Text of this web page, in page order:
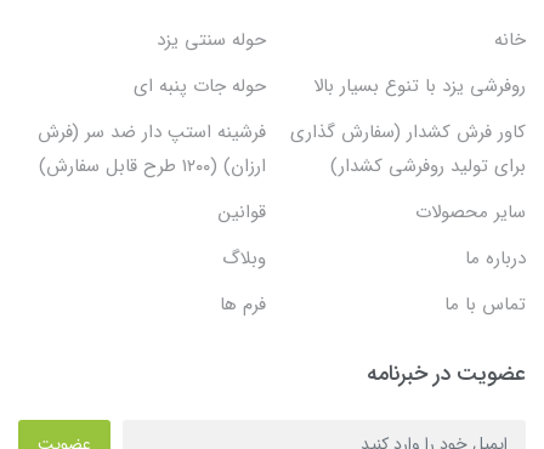
خانه
حوله سنتی یزد
روفرشی یزد با تنوع بسیار بالا
حوله جات پنبه ای
کاور فرش کشدار (سفارش گذاری
برای تولید روفرشی کشدار)
فرشینه استپ دار ضد سر (فرش
ارزان) (۱۲۰۰ طرح قابل سفارش)
سایر محصولات
قوانین
درباره ما
وبلاگ
تماس با ما
فرم ها
عضویت در خبرنامه